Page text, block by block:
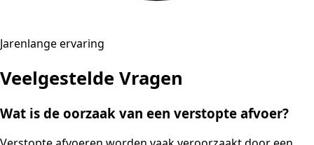
Jarenlange ervaring
Veelgestelde Vragen
Wat is de oorzaak van een verstopte afvoer?